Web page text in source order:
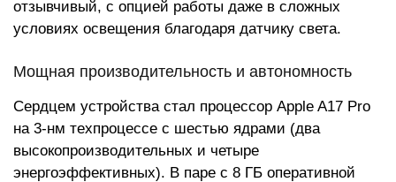
отзывчивый, с опцией работы даже в сложных
условиях освещения благодаря датчику света.
Мощная производительность и автономность
Сердцем устройства стал процессор Apple A17 Pro
на 3-нм техпроцессе с шестью ядрами (два
высокопроизводительных и четыре
энергоэффективных). В паре с 8 ГБ оперативной